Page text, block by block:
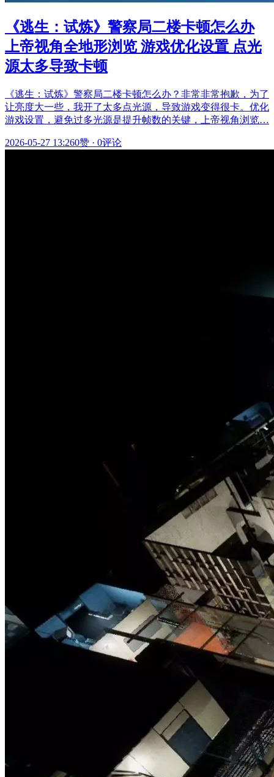
《逃生：试炼》警察局二楼卡顿怎么办
上帝视角全地形浏览 游戏优化设置 点光
源太多导致卡顿
《逃生：试炼》警察局二楼卡顿怎么办？非常非常抱歉，为了
让亮度大一些，我开了太多点光源，导致游戏变得很卡。优化
游戏设置，避免过多光源是提升帧数的关键，上帝视角浏览…
2026-05-27 13:260赞 · 0评论